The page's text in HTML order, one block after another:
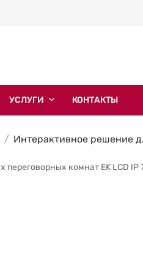
УСЛУГИ КОНТАКТЫ
Интерактивное решение